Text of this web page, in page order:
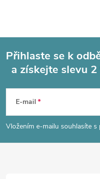
p
a
Přihlaste se k
a získejte slevu
E-mail
Vložením e-mailu souhlasíte s